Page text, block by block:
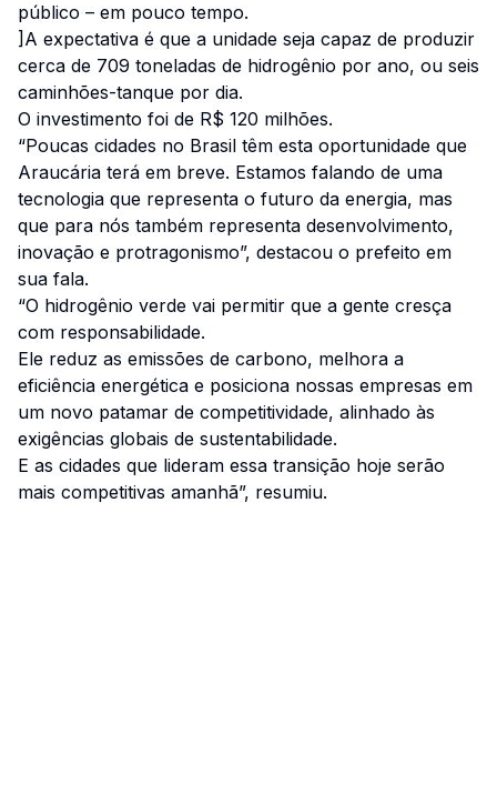
público – em pouco tempo.
]A expectativa é que a unidade seja capaz de produzir
cerca de 709 toneladas de hidrogênio por ano, ou seis
caminhões-tanque por dia.
O investimento foi de R$ 120 milhões.
“Poucas cidades no Brasil têm esta oportunidade que
Araucária terá em breve. Estamos falando de uma
tecnologia que representa o futuro da energia, mas
que para nós também representa desenvolvimento,
inovação e protragonismo”, destacou o prefeito em
sua fala.
“O hidrogênio verde vai permitir que a gente cresça
com responsabilidade.
Ele reduz as emissões de carbono, melhora a
eficiência energética e posiciona nossas empresas em
um novo patamar de competitividade, alinhado às
exigências globais de sustentabilidade.
E as cidades que lideram essa transição hoje serão
mais competitivas amanhã”, resumiu.